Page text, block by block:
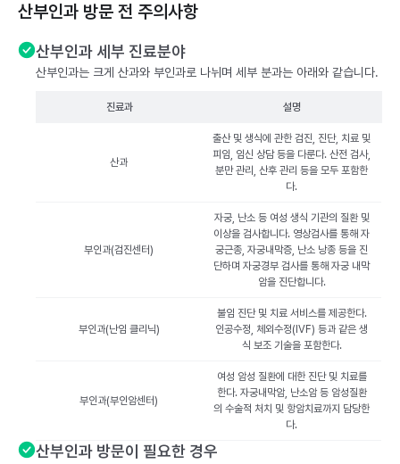
산부인과 방문 전 주의사항
산부인과 세부 진료분야
산부인과는 크게 산과와 부인과로 나뉘며 세부 분과는 아래와 같습니다.
진료과 설명
산과
출산 및 생식에 관한 검진, 진단, 치료 및
피임, 임신 상담 등을 다룬다. 산전 검사,
분만 관리, 산후 관리 등을 모두 포함한
다.
부인과(검진센터)
자궁, 난소 등 여성 생식 기관의 질환 및
이상을 검사합니다. 영상검사를 통해 자
궁근종, 자궁내막증, 난소 낭종 등을 진
단하며 자궁경부 검사를 통해 자궁 내막
암을 진단합니다.
부인과(난임 클리닉)
불임 진단 및 치료 서비스를 제공한다.
인공수정, 체외수정(IVF) 등과 같은 생
식 보조 기술을 포함한다.
부인과(부인암센터)
여성 암성 질환에 대한 진단 및 치료를
한다. 자궁내막암, 난소암 등 암성질환
의 수술적 처치 및 항암치료까지 담당한
다.
산부인과 방문이 필요한 경우